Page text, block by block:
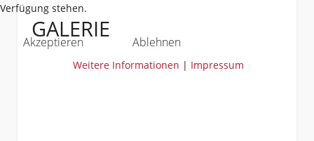
GALERIE
Verfügung stehen.
Akzeptieren Ablehnen
Weitere Informationen | Impressum